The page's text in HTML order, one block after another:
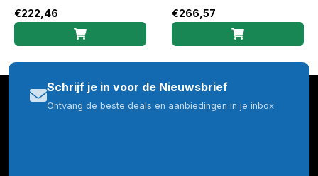
Camera 2.8mm
€222,46
Turret 2.8mm
€266,57
Schrijf je in voor de Nieuwsbrief
Ontvang de beste deals en aanbiedingen in je inbox